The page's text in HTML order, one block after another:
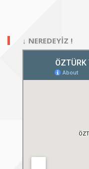
↓ NEREDEYİZ !